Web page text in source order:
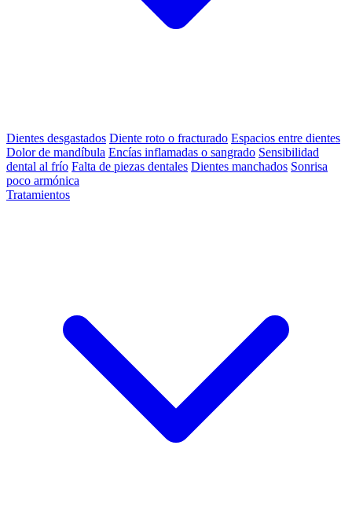
Dientes desgastados Diente roto o fracturado Espacios entre dientes
Dolor de mandíbula Encías inflamadas o sangrado Sensibilidad
dental al frío Falta de piezas dentales Dientes manchados Sonrisa
poco armónica
Tratamientos